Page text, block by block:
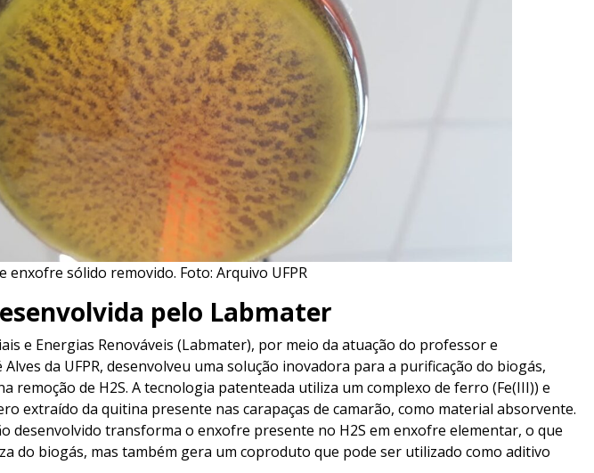
enxofre sólido removido. Foto: Arquivo UFPR
pelo Labmater
e Energias Renováveis (Labmater), por meio da atuação do professor e
da UFPR, desenvolveu uma solução inovadora para a purificação do biogás,
remoção de H2S. A tecnologia patenteada utiliza um complexo de ferro (Fe(III)) e
extraído da quitina presente nas carapaças de camarão, como material absorvente.
desenvolvido transforma o enxofre presente no H2S em enxofre elementar, o que
do biogás, mas também gera um coproduto que pode ser utilizado como aditivo